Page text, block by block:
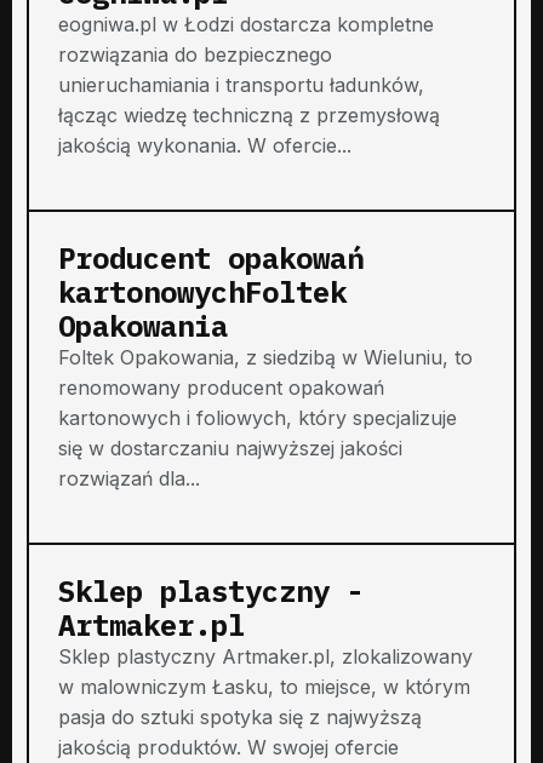
eogniwa.pl w Łodzi dostarcza kompletne
rozwiązania do bezpiecznego
unieruchamiania i transportu ładunków,
łącząc wiedzę techniczną z przemysłową
jakością wykonania. W ofercie...
Producent opakowań
kartonowychFoltek
Opakowania
Foltek Opakowania, z siedzibą w Wieluniu, to
renomowany producent opakowań
kartonowych i foliowych, który specjalizuje
się w dostarczaniu najwyższej jakości
rozwiązań dla...
Sklep plastyczny -
Artmaker.pl
Sklep plastyczny Artmaker.pl, zlokalizowany
w malowniczym Łasku, to miejsce, w którym
pasja do sztuki spotyka się z najwyższą
jakością produktów. W swojej ofercie